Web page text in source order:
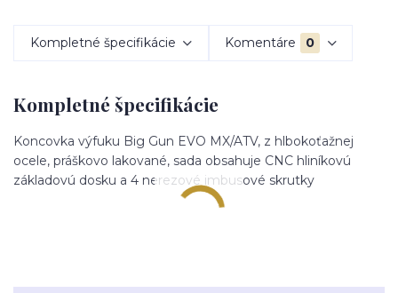
Kompletné špecifikácie Komentáre 0
Kompletné špecifikácie
Koncovka výfuku Big Gun EVO MX/ATV, z hlbokoťažnej
ocele, práškovo lakované, sada obsahuje CNC hliníkovú
základovú dosku a 4 nerezové imbusové skrutky